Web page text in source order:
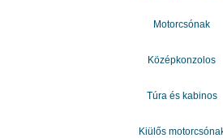
Motorcsónak
Középkonzolos
Túra és kabinos
Kiülős